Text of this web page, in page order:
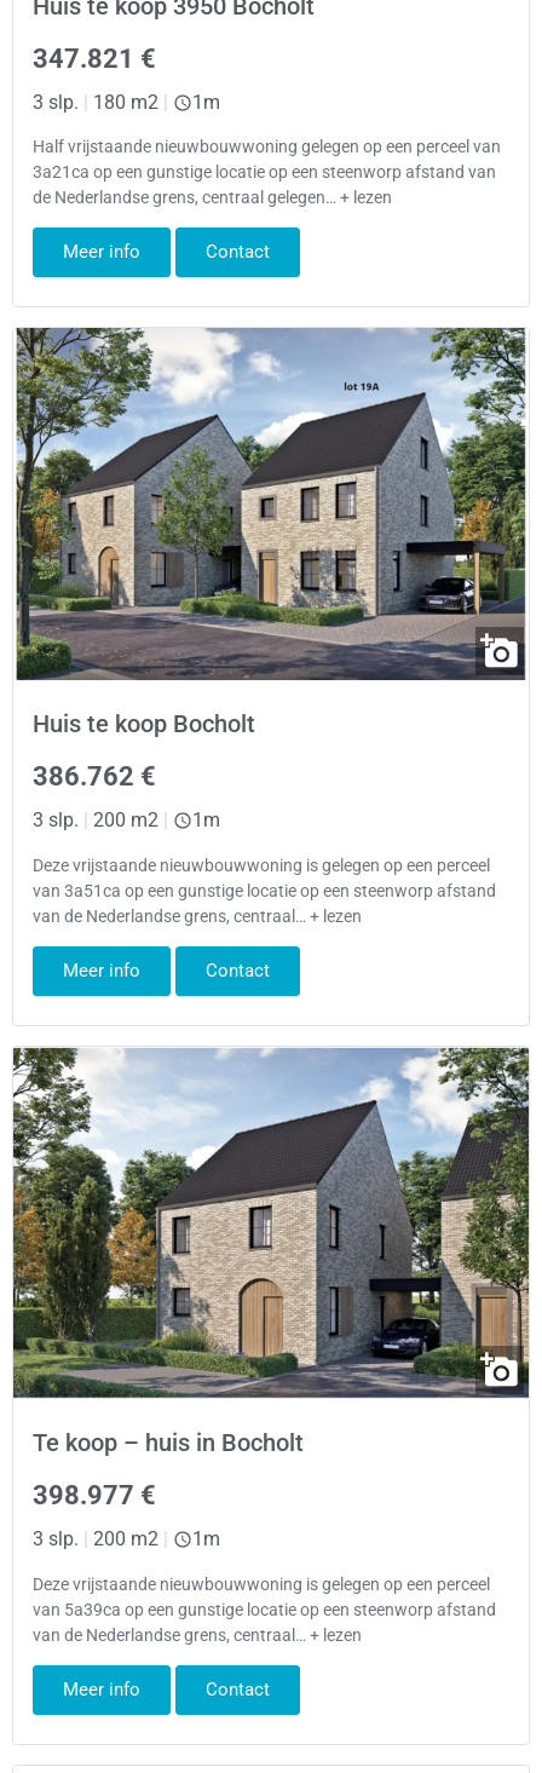
347.821 €
3 slp. | 180 m2 | 1m
Half vrijstaande nieuwbouwwoning gelegen op een perceel van
3a21ca op een gunstige locatie op een steenworp afstand van
de Nederlandse grens, centraal gelegen… + lezen
Meer info Contact
Huis te koop Bocholt
386.762 €
3 slp. 200 m2 1m
Deze vrijstaande nieuwbouwwoning is gelegen op een perceel
van 3a51ca op een gunstige locatie op een steenworp afstand
van de Nederlandse grens, centraal… + lezen
Meer info Contact
Te koop – huis in Bocholt
398.977 €
3 slp. | 200 m2 | 1m
Deze vrijstaande nieuwbouwwoning is gelegen op een perceel
van 5a39ca op een gunstige locatie op een steenworp afstand
van de Nederlandse grens, centraal… + lezen
Meer info Contact